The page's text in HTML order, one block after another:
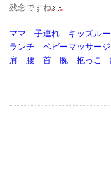
残念ですね
ママ 子連れ キッズル
ランチ ベビーマッサー
肩 腰 首 腕 抱っこ